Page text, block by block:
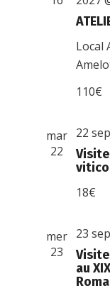
Local
110€
mar
22
22
18€
mer
23
au
23